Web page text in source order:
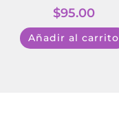
$95.00
Añadir al carrito